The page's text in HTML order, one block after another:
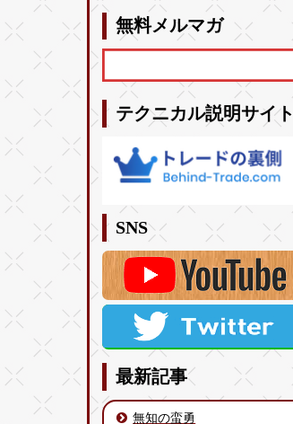
無料メルマガ
テクニカル説明サイト
SNS
最新記事
無知の蛮勇